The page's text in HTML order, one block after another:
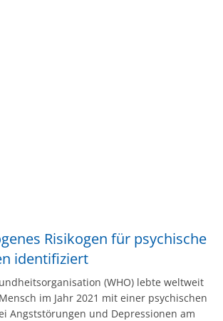
Risikogen für psychische
identifiziert
(WHO) lebte weltweit
im Jahr 2021 mit einer psychischen
Angststörungen und Depressionen am